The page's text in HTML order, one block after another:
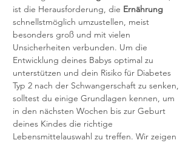
ist die Herausforderung, die Ernährung
schnellstmöglich umzustellen, meist
besonders groß und mit vielen
Unsicherheiten verbunden. Um die
Entwicklung deines Babys optimal zu
unterstützen und dein Risiko für Diabetes
Typ 2 nach der Schwangerschaft zu senken,
solltest du einige Grundlagen kennen, um
in den nächsten Wochen bis zur Geburt
deines Kindes die richtige
Lebensmittelauswahl zu treffen. Wir zeigen